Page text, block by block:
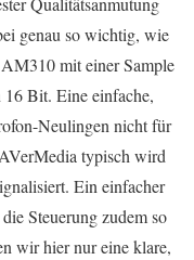
genau so wichtig, wie
mit einer Sample
Bit. Eine einfache,
Neulingen nicht für
typisch wird
Ein einfacher
Steuerung zudem so
wir hier nur eine klare,